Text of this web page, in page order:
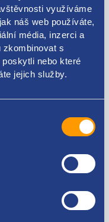
využíváme
náš web používáte,
média, inzerci a
zkombinovat s
nebo které
jejich služby.